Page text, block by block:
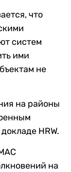
что
систем
ими
не
на районы
HRW.
на